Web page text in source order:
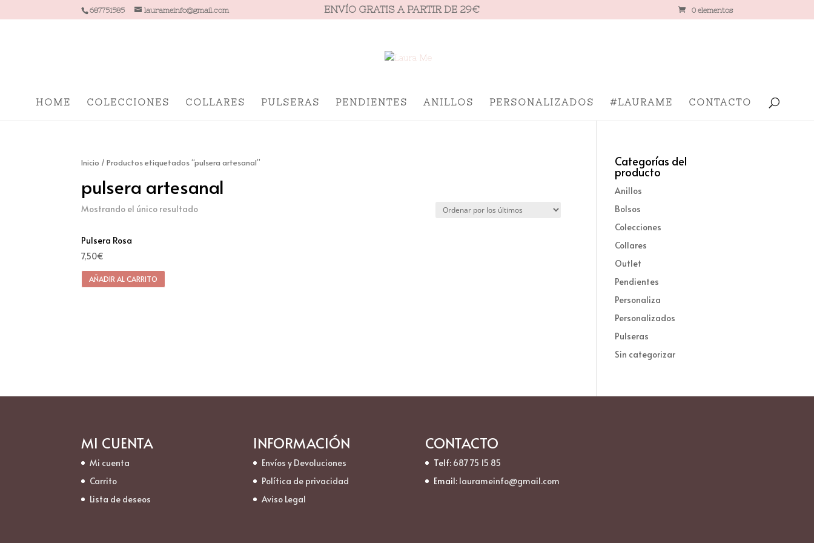
687751585 laurameinfo@gmail.com ENVÍO GRATIS A PARTIR DE 29€ 0 elementos
HOME COLECCIONES COLLARES PULSERAS PENDIENTES ANILLOS PERSONALIZADOS #LAURAME CONTACTO
Inicio / Productos etiquetados “pulsera artesanal”
pulsera artesanal
Mostrando el único resultado
Pulsera Rosa
7,50€
AÑADIR AL CARRITO
Categorías del
producto
Anillos
Bolsos
Colecciones
Collares
Outlet
Pendientes
Personaliza
Personalizados
Pulseras
Sin categorizar
MI CUENTA
Mi cuenta
Carrito
Lista de deseos
INFORMACIÓN
Envíos y Devoluciones
Política de privacidad
Aviso Legal
CONTACTO
Telf: 687 75 15 85
Email: laurameinfo@gmail.com